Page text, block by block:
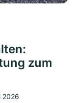
zum
2026